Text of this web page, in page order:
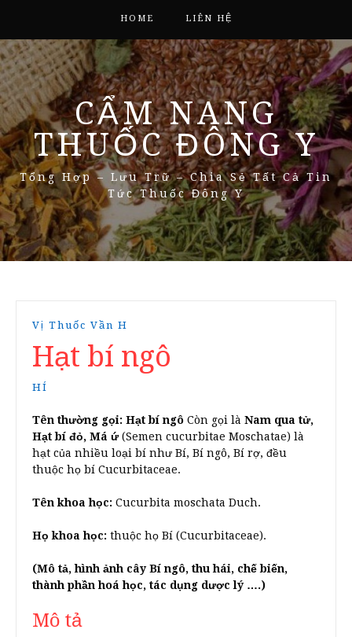
HOME LIÊN HỆ
CẨM NANG
THUỐC ĐÔNG Y
Tổng Hợp – Lưu Trữ – Chia Sẻ Tất Cả Tin
Tức Thuốc Đông Y
Vị Thuốc Vần H
Hạt bí ngô
HÍ
Tên thường gọi: Hạt bí ngô Còn gọi là Nam qua tử,
Hạt bí đỏ, Má ứ(Semen cucurbitae Moschatae) là
hạt của nhiều loại bí như Bí, Bí ngô, Bí rợ, đều
thuộc họ bí Cucurbitaceae.
Tên khoa học: Cucurbita moschata Duch.
Họ khoa học: thuộc họ Bí (Cucurbitaceae).
(Mô tả, hình ảnh cây Bí ngô, thu hái, chế biến,
thành phần hoá học, tác dụng dược lý ….)
Mô tả